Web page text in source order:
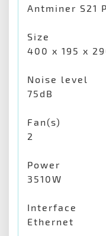
Antminer S21
Size
400 x 195 x
Noise level
75dB
Fan(s)
2
Power
3510W
Interface
Ethernet